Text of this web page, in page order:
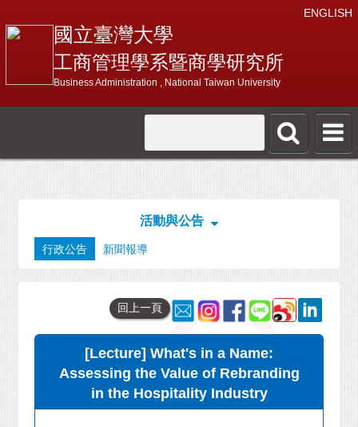
ENGLISH
國立臺灣大學
工商管理學系暨商學研究所
Business Administration , National Taiwan University
活動與公告
行政公告 新聞報導
回上一頁
[Lecture] What's in a Name:
Assessing the Value of Rebranding
in the Hospitality Industry